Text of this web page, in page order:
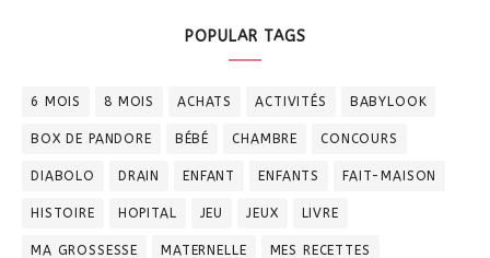
POPULAR TAGS
6 MOIS 8 MOIS ACHATS ACTIVITÉS BABYLOOK
BOX DE PANDORE BÉBÉ CHAMBRE CONCOURS
DIABOLO DRAIN ENFANT ENFANTS FAIT-MAISON
HISTOIRE HOPITAL JEU JEUX LIVRE
MA GROSSESSE MATERNELLE MES RECETTES